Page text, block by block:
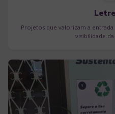
Projetos que valorizam a
visibilidade da